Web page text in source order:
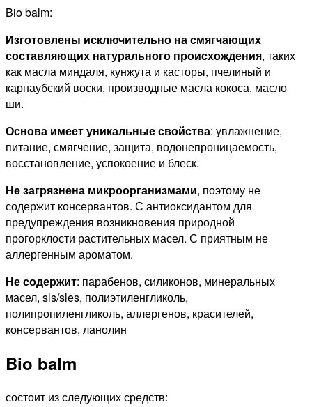
Bio balm:
Изготовлены исключительно на смягчающих
составляющих натурального происхождения, таких
как масла миндаля, кунжута и касторы, пчелиный и
карнаубский воски, производные масла кокоса, масло
ши.
Основа имеет уникальные свойства: увлажнение,
питание, смягчение, защита, водонепроницаемость,
восстановление, успокоение и блеск.
Не загрязнена микроорганизмами, поэтому не
содержит консервантов. С антиоксидантом для
предупреждения возникновения природной
прогорклости растительных масел. С приятным не
аллергенным ароматом.
Не содержит: парабенов, силиконов, минеральных
масел, sls/sles, полиэтиленгликоль,
полипропиленгликоль, аллергенов, красителей,
консервантов, ланолин
Bio balm
состоит из следующих средств: